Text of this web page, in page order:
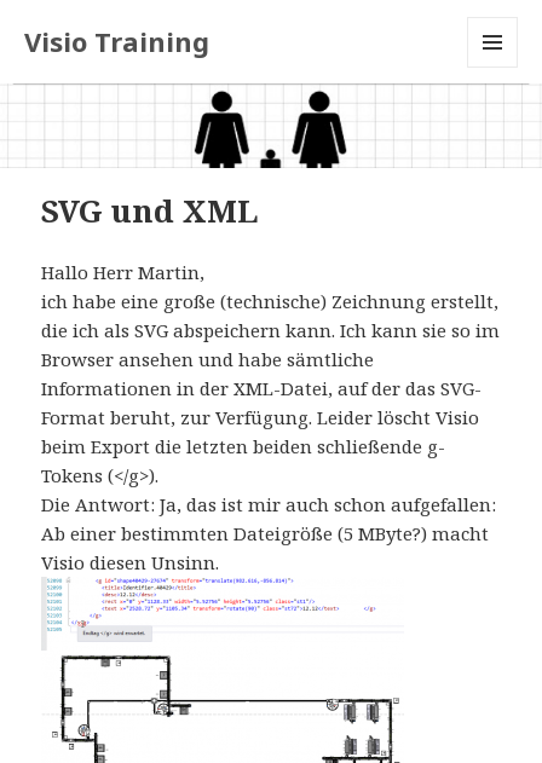
Visio Training
SVG und XML
Hallo Herr Martin,
ich habe eine große (technische) Zeichnung erstellt,
die ich als SVG abspeichern kann. Ich kann sie so im
Browser ansehen und habe sämtliche
Informationen in der XML-Datei, auf der das SVG-
Format beruht, zur Verfügung. Leider löscht Visio
beim Export die letzten beiden schließende g-
Tokens (</g>).
Die Antwort: Ja, das ist mir auch schon aufgefallen:
Ab einer bestimmten Dateigröße (5 MByte?) macht
Visio diesen Unsinn.